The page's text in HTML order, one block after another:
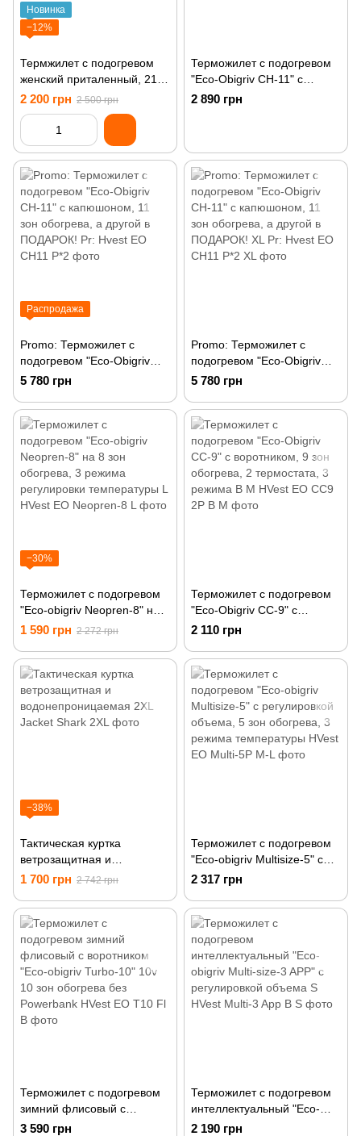
Новинка
−12%
Термжилет с подогревом
женский приталенный, 21
зона обогрева, USB/DC 5v
7,4v 3 режима регулировки
температуры
черный,размер M
2 200 грн 2 500 грн
Терможилет с подогревом
"Eco-Obigriv CH-11" с
капюшоном и воротником,
2 890 грн
Распродажа
Promo: Терможилет с
подогревом "Eco-Obigriv
CH-11" с капюшоном, 11
ПОДАРОК!
5 780 грн
Promo: Терможилет с
подогревом "Eco-Obigriv
CH-11" с капюшоном, 11
ПОДАРОК! XL
5 780 грн
−30%
Терможилет с подогревом
"Eco-obigriv Neopren-8" на 8
зон обогрева, 3 режима
1 590 грн 2 272 грн
Терможилет с подогревом
"Eco-Obigriv CC-9" с
воротником, 9 зон
режима B M
2 110 грн
−38%
Тактическая куртка
ветрозащитная и
водонепроницаемая 2XL
1 700 грн 2 742 грн
Терможилет с подогревом
"Eco-obigriv Multisize-5" с
регулировкой объема, 5 зон
температуры
2 317 грн
Терможилет с подогревом
зимний флисовый с
воротником "Eco-obigriv
3 590 грн
Терможилет с подогревом
интеллектуальный "Eco-
obigriv Multi-size-3 APP" с
2 190 грн